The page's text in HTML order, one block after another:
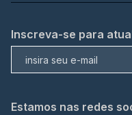
Inscreva-se para
Estamos nas redes